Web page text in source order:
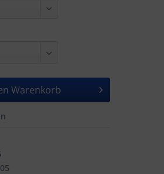
Warenkorb